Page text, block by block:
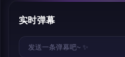
实时弹幕